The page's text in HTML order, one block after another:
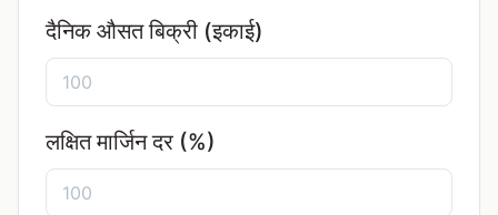
दैनिक औसत बिक्री (इकाई)
लक्षित मार्जिन दर (%)